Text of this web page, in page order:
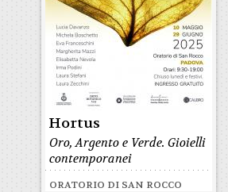
Hortus
Oro, Argento e Verde. Gioielli
contemporanei
ORATORIO DI SAN ROCCO